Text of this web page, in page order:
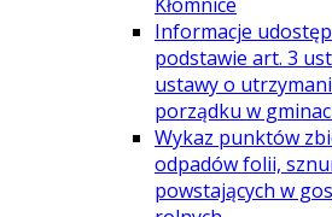
Informacje
podstawie art. 3
ustawy o
porządku w
Wykaz punktów
odpadów folii,
powstających w